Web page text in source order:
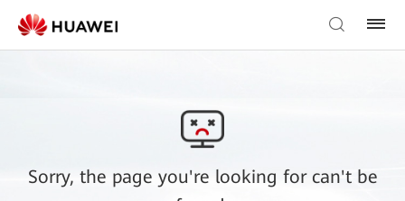
Sorry, the page you're looking for can't be